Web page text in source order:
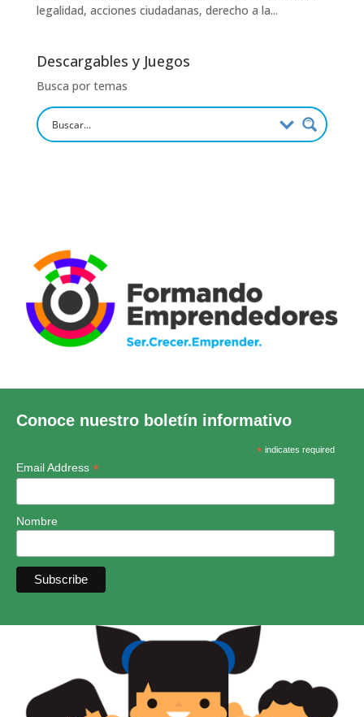
legalidad, acciones ciudadanas, derecho a la...
Descargables y Juegos
Busca por temas
Conoce nuestro boletín informativo
*indicates required
Email Address *
Nombre